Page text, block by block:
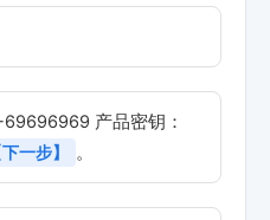
产品密钥：
下一步】 。